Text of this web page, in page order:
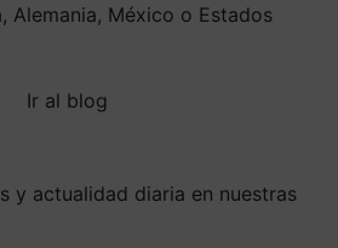
Alemania, México o Estados
Ir al blog
y actualidad diaria en nuestras